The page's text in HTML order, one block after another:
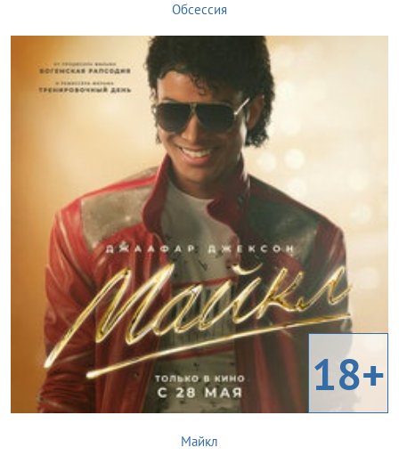
Обсессия
18+
Майкл